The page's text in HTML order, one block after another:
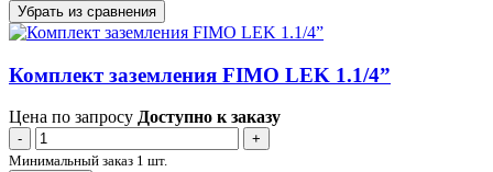
Убрать из сравнения
Комплект заземления FIMO LEK 1.1/4”
Цена по запросу Доступно к заказу
-
+
Минимальный заказ 1 шт.